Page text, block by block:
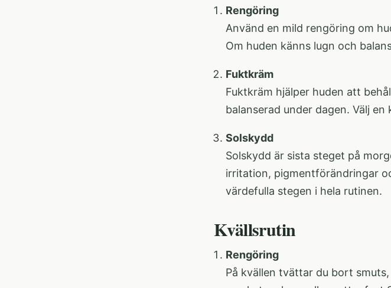
Rengöring
Använd en mild rengöring om
Om huden känns lugn och
Fuktkräm
Fuktkräm hjälper huden att
balanserad under dagen. Välj
Solskydd
Solskydd är sista steget på
irritation, pigmentförändringar
värdefulla stegen i hela rutinen.
Kvällsrutin
Rengöring
På kvällen tvättar du bort